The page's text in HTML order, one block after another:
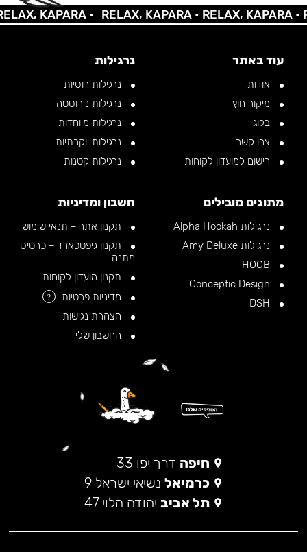
KAPARA • RELAX, KAPARA •RELAX, KAPARA •
עוד באתר
אודות
מיקור חוץ
בלוג
צרו קשר
רישום למועדון לקוחות
נרגילות
נרגילות רוסיות
נרגילות נירוסטה
נרגילות מיוחדות
נרגילות יוקרתיות
נרגילות קטנות
מתוגים מובילים
נרגילות Alpha Hookah
נרגילות Amy Deluxe
חשבון ומדיניות
תקנון אתר – תנאי שימוש
תקנון גיפטכארד – כרטיס
מתנה
תקנון מועדון לקוחות
מדיניות פרטיות
?
הצהרת נגישות
החשבון שלי
חיפה דרך יפו 33
כרמיאל נשיאי ישראל 9
תל אביב יהודה הלוי 47